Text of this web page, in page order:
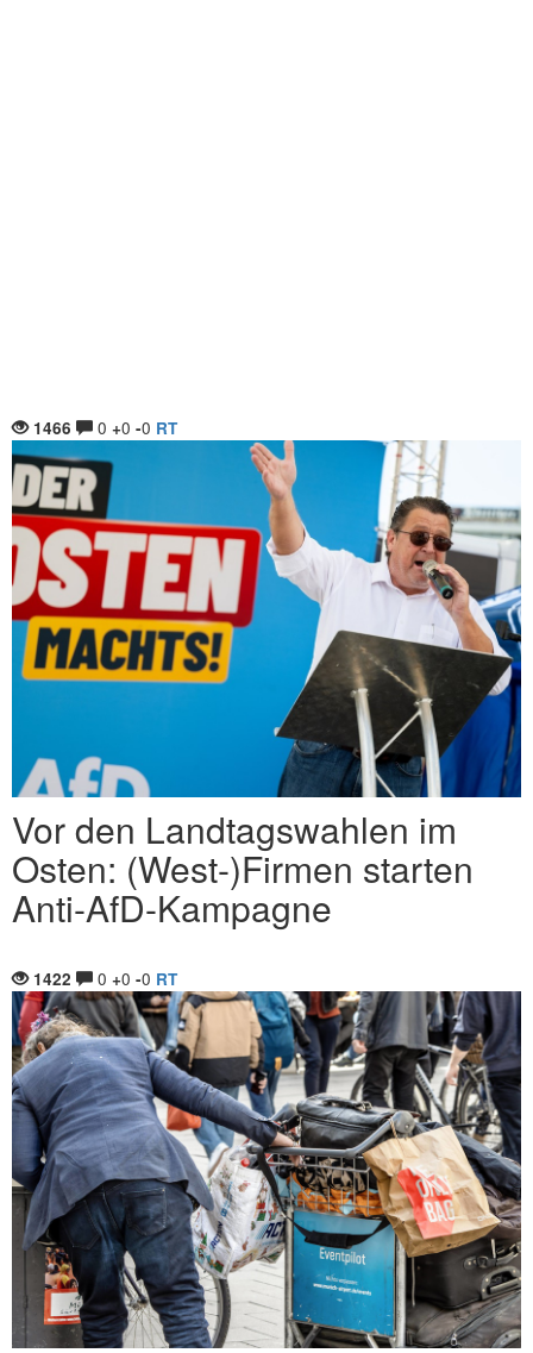
1466 0 +0 -0 RT
Vor den Landtagswahlen im
Osten: (West-)Firmen starten
Anti-AfD-Kampagne
1422 0 +0 -0 RT